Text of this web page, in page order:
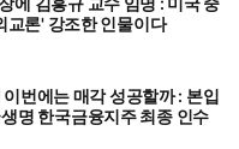
교론' 강조한 인물이다
번에는 매각 성공할까 : 본입
명 한국금융지주 최종 인수